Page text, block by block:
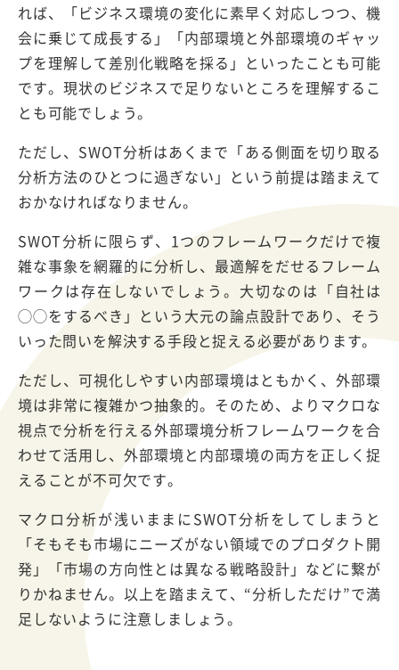
れば、「ビジネス環境の変化に素早く対応しつつ、機
会に乗じて成長する」「内部環境と外部環境のギャッ
プを理解して差別化戦略を採る」といったことも可能
です。現状のビジネスで足りないところを理解するこ
とも可能でしょう。
ただし、SWOT分析はあくまで「ある側面を切り取る
分析方法のひとつに過ぎない」という前提は踏まえて
おかなければなりません。
SWOT分析に限らず、1つのフレームワークだけで複
雑な事象を網羅的に分析し、最適解をだせるフレーム
ワークは存在しないでしょう。大切なのは「自社は
◯◯をするべき」という大元の論点設計であり、そう
いった問いを解決する手段と捉える必要があります。
ただし、可視化しやすい内部環境はともかく、外部環
境は非常に複雑かつ抽象的。そのため、よりマクロな
視点で分析を行える外部環境分析フレームワークを合
わせて活用し、外部環境と内部環境の両方を正しく捉
えることが不可欠です。
マクロ分析が浅いままにSWOT分析をしてしまうと
「そもそも市場にニーズがない領域でのプロダクト開
発」「市場の方向性とは異なる戦略設計」などに繋が
りかねません。以上を踏まえて、“分析しただけ”で満
足しないように注意しましょう。